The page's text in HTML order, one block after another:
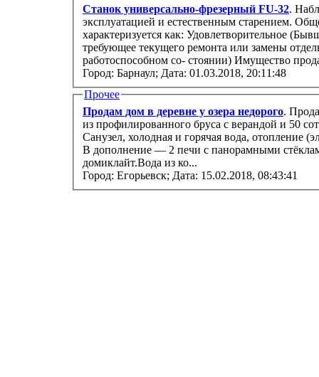
Станок универсально-фрезерный FU-32.
эксплуатацией и естественным старением.
характеризуется как: Удовлетворительное
требующее текущего ремонта или замены
работоспособном со- стоянии)
Город: Барнаул; Дата: 01.03.2018, 20:11:48
Прочее
Продам дом в деревне у озера недорого.
из профилированного бруса с верандой и 50 соток ижс. Полный комфорт квартиры.
Санузел, холодная и горячая вода, отопление (электрические радиаторы), русская баня.
В дополнение — 2 печи с панорамными
домиклайт.Вода из ко...
Город: Егорьевск; Дата: 15.02.2018, 08:43:41